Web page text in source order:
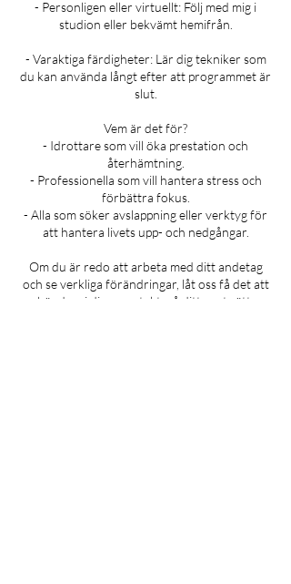
- Personligen eller virtuellt: Följ med mig i
studion eller bekvämt hemifrån.
- Varaktiga färdigheter: Lär dig tekniker som
du kan använda långt efter att programmet är
slut.
Vem är det för?
- Idrottare som vill öka prestation och
återhämtning.
- Professionella som vill hantera stress och
förbättra fokus.
- Alla som söker avslappning eller verktyg för
att hantera livets upp- och nedgångar.
Om du är redo att arbeta med ditt andetag
och se verkliga förändringar, låt oss få det att
hända – i din egen takt, på ditt eget sätt.